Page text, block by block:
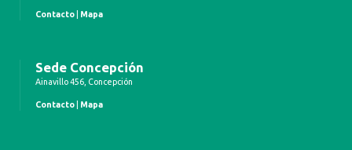
Contacto Mapa
Sede Concepción
Ainavillo 456, Concepción
Contacto Mapa